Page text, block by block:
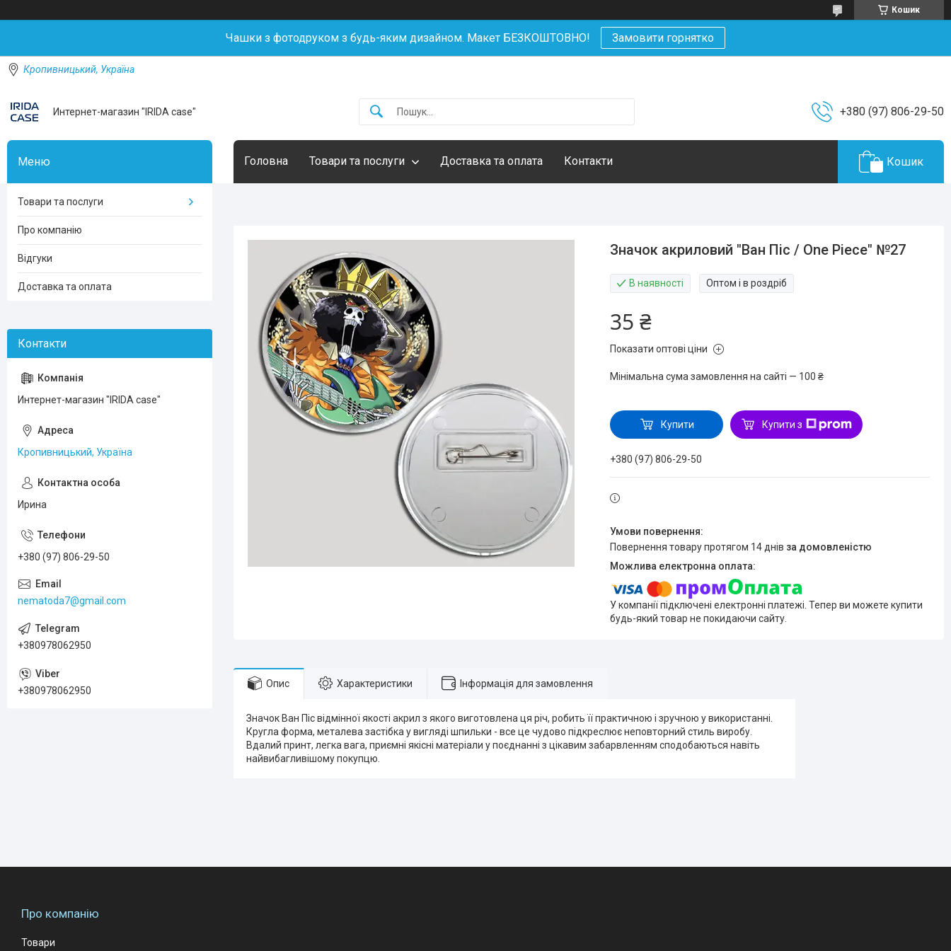
Кошик
Чашки з фотодруком з будь-яким дизайном. Макет БЕЗКОШТОВНО! Замовити горнятко
Кропивницький, Україна
Интернет-магазин "IRIDA case" +380 (97) 806-29-50
Головна Товари та послуги Доставка та оплата Контакти Кошик
Значок акриловий "Ван Піс / One Piece" №27
В наявності Оптом і в роздріб
35 ₴
Показати оптові ціни
Мінімальна сума замовлення на сайті — 100 ₴
Купити Купити з
+380 (97) 806-29-50
повернення товару протягом 14 днів за домовленістю
У компанії підключені електронні платежі. Тепер ви можете купити
будь-який товар не покидаючи сайту.
Опис Характеристики Інформація для замовлення
Значок Ван Піс відмінної якості акрил з якого виготовлена ця річ, робить її практичною і зручною у використанні.
Кругла форма, металева застібка у вигляді шпильки - все це чудово підкреслює неповторний стиль виробу.
Вдалий принт, легка вага, приємні якісні матеріали у поєднанні з цікавим забарвленням сподобаються навіть
найвибагливішому покупцю.
Товари та послуги
Про компанію
Відгуки
Доставка та оплата
Интернет-магазин "IRIDA case"
Кропивницький, Україна
Ирина
+380 (97) 806-29-50
nematoda7@gmail.com
+380978062950
+380978062950
Про компанію
Товари